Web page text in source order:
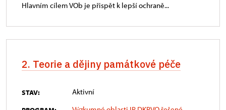
Hlavním cílem VOb je přispět k lepší ochraně...
2. Teorie a dějiny památkové péče
STAV: Aktivní